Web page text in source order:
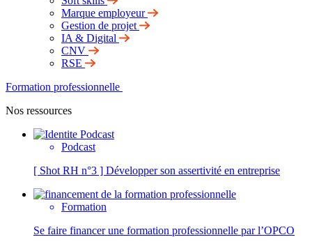
Marque employeur
Gestion de projet
IA & Digital
CNV
RSE
Formation professionnelle
Nos ressources
Podcast
[ Shot RH n°3 ] Développer son assertivité en entreprise
Formation
Se faire financer une formation professionnelle par l’OPCO